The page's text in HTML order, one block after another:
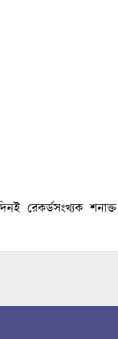
রেকর্ডসংখ্যক শনাক্ত